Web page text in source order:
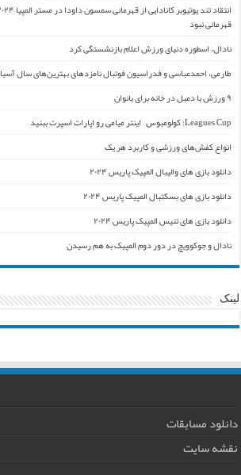
قهرمانی نبود
نادال، اسطوره دنیای ورزش اعلام بازنشستگی کرد
طارمی، احمدعباسی و فدراسیون فوتبال نامزدهای بهترین‌های سال آسیا
۹ ورزش با دمبل در خانه برای بانوان
Leagues Cup: کولومبوس – اینتر میامی رو اپارات اسپرت ببنید
انواع کفش‌های ورزشی و کاربرد هر یک
دانلود بازی های والیبال المپیک پاریس ۲۰۲۴
دانلود بازی های بسکتبال المپیک پاریس ۲۰۲۴
دانلود بازی های تنیس المپیک پاریس ۲۰۲۴
نادال و جوکوویچ در دور دوم المپیک به هم رسیدن
لینک
دانلود مسابقات
نقشه سایت